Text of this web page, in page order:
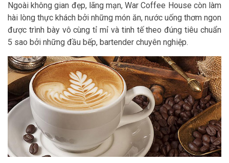
Ngoài không gian đẹp, lãng mạn, War Coffee House còn làm
hài lòng thực khách bởi những món ăn, nước uống thơm ngon
được trình bày vô cùng tỉ mỉ và tinh tế theo đúng tiêu chuẩn
5 sao bởi những đầu bếp, bartender chuyên nghiệp.